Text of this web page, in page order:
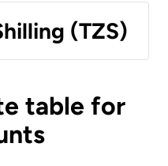
(TZS)
table for